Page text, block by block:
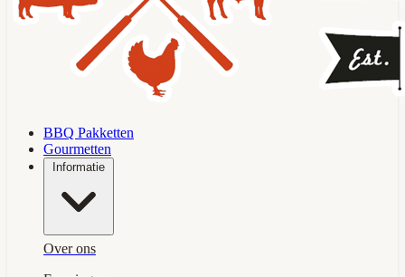
BBQ Pakketten
Gourmetten
Informatie
Over ons